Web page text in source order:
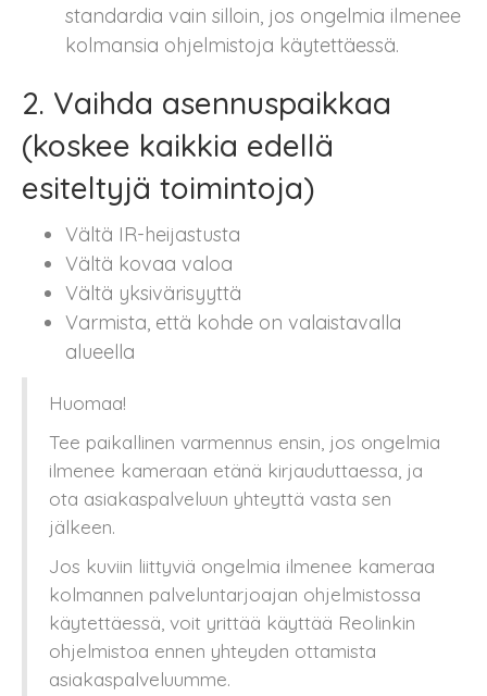
standardia vain silloin, jos ongelmia ilmenee
kolmansia ohjelmistoja käytettäessä.
2. Vaihda asennuspaikkaa
(koskee kaikkia edellä
esiteltyjä toimintoja)
Vältä IR-heijastusta
Vältä kovaa valoa
Vältä yksivärisyyttä
Varmista, että kohde on valaistavalla
alueella
Huomaa!
Tee paikallinen varmennus ensin, jos ongelmia
ilmenee kameraan etänä kirjauduttaessa, ja
ota asiakaspalveluun yhteyttä vasta sen
jälkeen.
Jos kuviin liittyviä ongelmia ilmenee kameraa
kolmannen palveluntarjoajan ohjelmistossa
käytettäessä, voit yrittää käyttää Reolinkin
ohjelmistoa ennen yhteyden ottamista
asiakaspalveluumme.